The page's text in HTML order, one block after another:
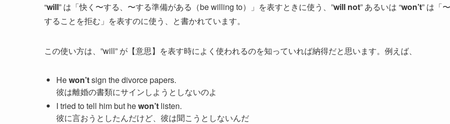
“will” は「快く〜する、〜する準備がある（be willing to）」を表すときに使う、”will not” あるいは “won’t” は「〜
することを拒む」を表すのに使う、と書かれています。
この使い方は、”will” が【意思】を表す時によく使われるのを知っていれば納得だと思います。例えば、
Hewon’tsign the divorce papers.
彼は離婚の書類にサインしようとしないのよ
I tried to tell him but hewon’t listen.
彼に言おうとしたんだけど、彼は聞こうとしないんだ